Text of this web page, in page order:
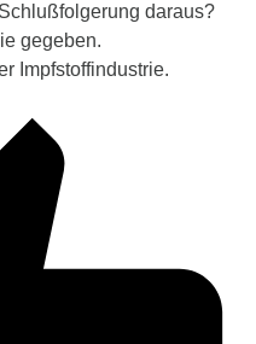
daraus?
gegeben.
Impfstoffindustrie.